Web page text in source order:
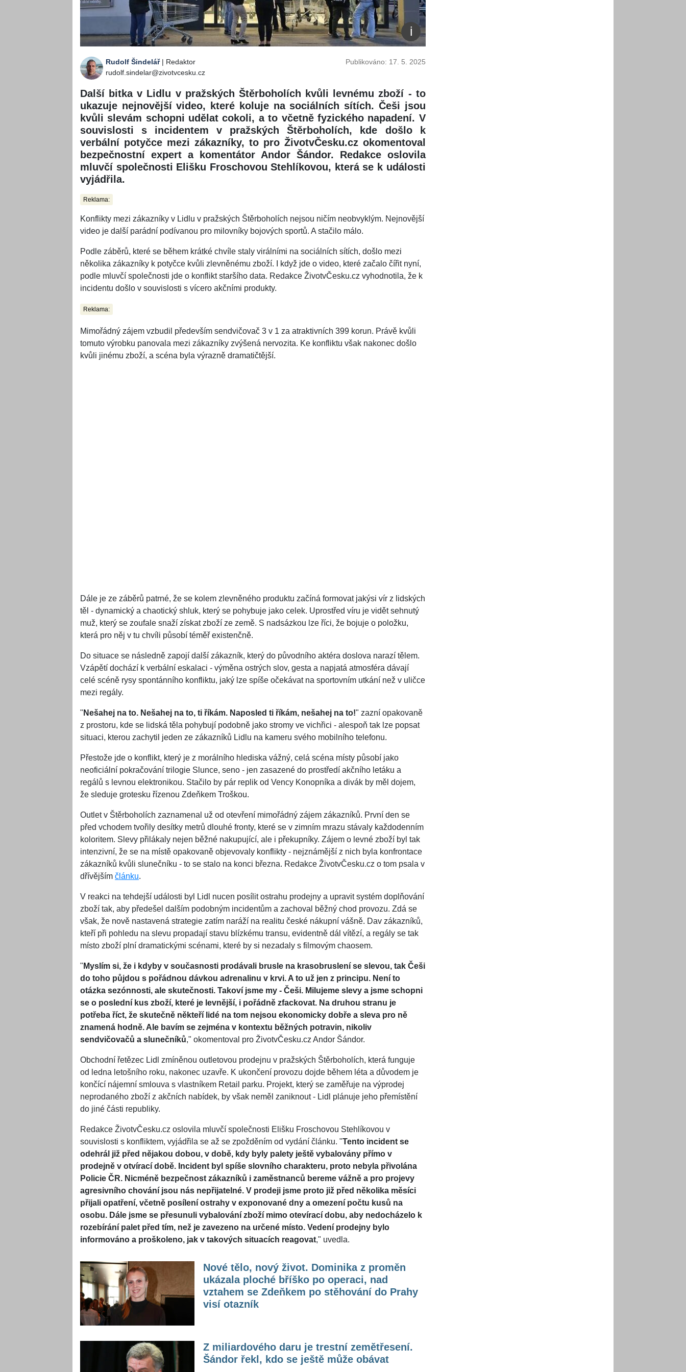
Rudolf Šindelář| Redaktor
rudolf.sindelar@zivotvcesku.cz
Publikováno: 17. 5. 2025
Další bitka v Lidlu v pražských Štěrboholích kvůli levnému zboží - to
ukazuje nejnovější video, které koluje na sociálních sítích. Češi jsou
kvůli slevám schopni udělat cokoli, a to včetně fyzického napadení. V
souvislosti s incidentem v pražských Štěrboholích, kde došlo k
verbální potyčce mezi zákazníky, to pro ŽivotvČesku.cz okomentoval
bezpečnostní expert a komentátor Andor Šándor. Redakce oslovila
mluvčí společnosti Elišku Froschovou Stehlíkovou, která se k události
vyjádřila.
Reklama:
Konflikty mezi zákazníky v Lidlu v pražských Štěrboholích nejsou ničím neobvyklým. Nejnovější
video je další parádní podívanou pro milovníky bojových sportů. A stačilo málo.
Podle záběrů, které se během krátké chvíle staly virálními na sociálních sítích, došlo mezi
několika zákazníky k potyčce kvůli zlevněnému zboží. I když jde o video, které začalo čířit nyní,
podle mluvčí společnosti jde o konflikt staršího data. Redakce ŽivotvČesku.cz vyhodnotila, že k
incidentu došlo v souvislosti s vícero akčními produkty.
Reklama:
Mimořádný zájem vzbudil především sendvičovač 3 v 1 za atraktivních 399 korun. Právě kvůli
tomuto výrobku panovala mezi zákazníky zvýšená nervozita. Ke konfliktu však nakonec došlo
kvůli jinému zboží, a scéna byla výrazně dramatičtější.
Dále je ze záběrů patrné, že se kolem zlevněného produktu začíná formovat jakýsi vír z lidských
těl - dynamický a chaotický shluk, který se pohybuje jako celek. Uprostřed víru je vidět sehnutý
muž, který se zoufale snaží získat zboží ze země. S nadsázkou lze říci, že bojuje o položku,
která pro něj v tu chvíli působí téměř existenčně.
Do situace se následně zapojí další zákazník, který do původního aktéra doslova narazí tělem.
Vzápětí dochází k verbální eskalaci - výměna ostrých slov, gesta a napjatá atmosféra dávají
celé scéně rysy spontánního konfliktu, jaký lze spíše očekávat na sportovním utkání než v uličce
mezi regály.
" Nešahej na to. Nešahej na to, ti říkám. Naposled ti říkám, nešahej na to!" zazní opakovaně
z prostoru, kde se lidská těla pohybují podobně jako stromy ve vichřici - alespoň tak lze popsat
situaci, kterou zachytil jeden ze zákazníků Lidlu na kameru svého mobilního telefonu.
Přestože jde o konflikt, který je z morálního hlediska vážný, celá scéna místy působí jako
neoficiální pokračování trilogie Slunce, seno - jen zasazené do prostředí akčního letáku a
regálů s levnou elektronikou. Stačilo by pár replik od Vency Konopníka a divák by měl dojem,
že sleduje grotesku řízenou Zdeňkem Troškou.
Outlet v Štěrboholích zaznamenal už od otevření mimořádný zájem zákazníků. První den se
před vchodem tvořily desítky metrů dlouhé fronty, které se v zimním mrazu stávaly každodenním
koloritem. Slevy přilákaly nejen běžné nakupující, ale i překupníky. Zájem o levné zboží byl tak
intenzivní, že se na místě opakovaně objevovaly konflikty - nejznámější z nich byla konfrontace
zákazníků kvůli slunečníku - to se stalo na konci března. Redakce ŽivotvČesku.cz o tom psala v
dřívějším článku.
V reakci na tehdejší události byl Lidl nucen posílit ostrahu prodejny a upravit systém doplňování
zboží tak, aby předešel dalším podobným incidentům a zachoval běžný chod provozu. Zdá se
však, že nově nastavená strategie zatím naráží na realitu české nákupní vášně. Dav zákazníků,
kteří při pohledu na slevu propadají stavu blízkému transu, evidentně dál vítězí, a regály se tak
místo zboží plní dramatickými scénami, které by si nezadaly s filmovým chaosem.
" Myslím si, že i kdyby v současnosti prodávali brusle na krasobruslení se slevou, tak Češi
do toho půjdou s pořádnou dávkou adrenalinu v krvi. A to už jen z principu. Není to
otázka sezónnosti, ale skutečnosti. Takoví jsme my - Češi. Milujeme slevy a jsme schopni
se o poslední kus zboží, které je levnější, i pořádně zfackovat. Na druhou stranu je
potřeba říct, že skutečně někteří lidé na tom nejsou ekonomicky dobře a sleva pro ně
znamená hodně. Ale bavím se zejména v kontextu běžných potravin, nikoliv
sendvičovačů a slunečníků," okomentoval pro ŽivotvČesku.cz Andor Šándor.
Obchodní řetězec Lidl zmíněnou outletovou prodejnu v pražských Štěrboholích, která funguje
od ledna letošního roku, nakonec uzavře. K ukončení provozu dojde během léta a důvodem je
končící nájemní smlouva s vlastníkem Retail parku. Projekt, který se zaměřuje na výprodej
neprodaného zboží z akčních nabídek, by však neměl zaniknout - Lidl plánuje jeho přemístění
do jiné části republiky.
Redakce ŽivotvČesku.cz oslovila mluvčí společnosti Elišku Froschovou Stehlíkovou v
souvislosti s konfliktem, vyjádřila se až se zpožděním od vydání článku. "Tento incident se
odehrál již před nějakou dobou, v době, kdy byly palety ještě vybalovány přímo v
prodejně v otvírací době. Incident byl spíše slovního charakteru, proto nebyla přivolána
Policie ČR. Nicméně bezpečnost zákazníků i zaměstnanců bereme vážně a pro projevy
agresivního chování jsou nás nepřijatelné. V prodeji jsme proto již před několika měsíci
přijali opatření, včetně posílení ostrahy v exponované dny a omezení počtu kusů na
osobu. Dále jsme se přesunuli vybalování zboží mimo otevírací dobu, aby nedocházelo k
rozebírání palet před tím, než je zavezeno na určené místo. Vedení prodejny bylo
informováno a proškoleno, jak v takových situacích reagovat," uvedla.
Nové tělo, nový život. Dominika z proměn
ukázala ploché bříško po operaci, nad
vztahem se Zdeňkem po stěhování do Prahy
visí otazník
Z miliardového daru je trestní zemětřesení.
Šándor řekl, kdo se ještě může obávat